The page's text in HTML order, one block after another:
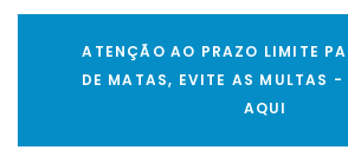
ATENÇÃO AO PRAZO LIMITE
DE MATAS, EVITE AS MULTAS
AQUI